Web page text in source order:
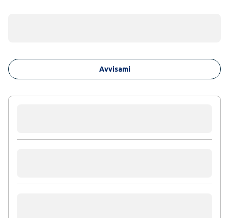
Avvisami